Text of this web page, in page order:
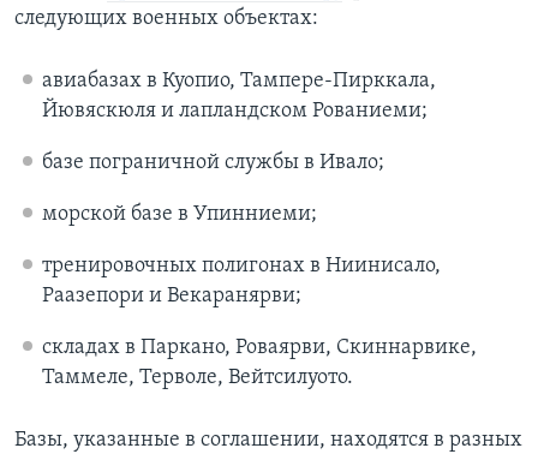
следующих военных объектах:
авиабазах в Куопио, Тампере-Пирккала,
Йювяскюля и лапландском Рованиеми;
базе пограничной службы в Ивало;
морской базе в Упинниеми;
тренировочных полигонах в Ниинисало,
Раазепори и Векаранярви;
складах в Паркано, Роваярви, Скиннарвике,
Таммеле, Терволе, Вейтсилуото.
Базы, указанные в соглашении, находятся в разных